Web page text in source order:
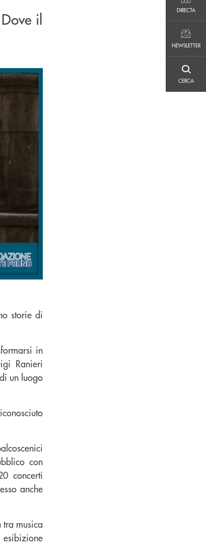
DIRECTA
NEWSLETTER
CERCA
il
storie di
in
Ranieri
un luogo
con
concerti
anche
musica
esibizione